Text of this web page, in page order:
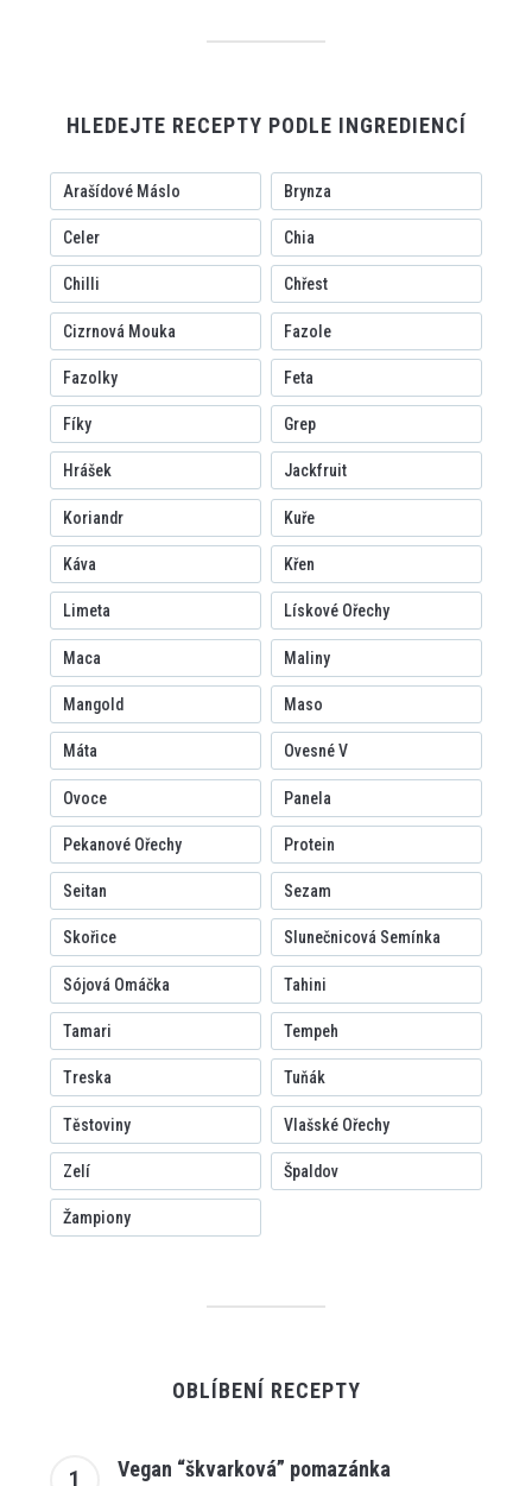
HLEDEJTE RECEPTY PODLE INGREDIENCÍ
Arašídové Máslo Brynza
Celer Chia
Chilli Chřest
Cizrnová Mouka Fazole
Fazolky Feta
Fíky Grep
Hrášek Jackfruit
Koriandr Kuře
Káva Křen
Limeta Lískové Ořechy
Maca Maliny
Mangold Maso
Máta Ovesné V
Ovoce Panela
Pekanové Ořechy Protein
Seitan Sezam
Skořice Slunečnicová Semínka
Sójová Omáčka Tahini
Tamari Tempeh
Treska Tuňák
Těstoviny Vlašské Ořechy
Zelí Špaldov
Žampiony
OBLÍBENÍ RECEPTY
Vegan “škvarková” pomazánka